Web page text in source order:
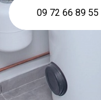
09 72 66 89 55